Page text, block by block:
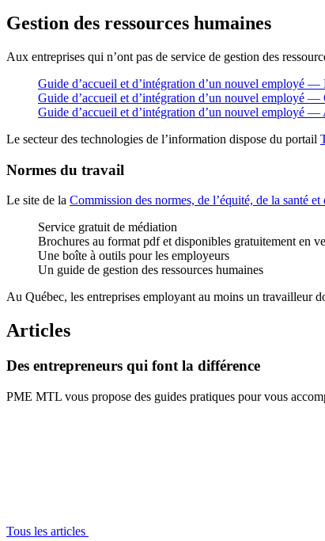
Gestion des ressources humaines
Aux entreprises qui n’ont pas de service de gestion des
Guide d’accueil et d’intégration d’un nouvel employé —
Guide d’accueil et d’intégration d’un nouvel employé
Guide d’accueil et d’intégration d’un nouvel employé
Le secteur des technologies de l’information dispose du portail
Normes du travail
Le site de la Commission des normes, de l’équité, de la santé
Service gratuit de médiation
Brochures au format pdf et disponibles gratuitement en
Une boîte à outils pour les employeurs
Un guide de gestion des ressources humaines
Au Québec, les entreprises employant au moins un travailleur
Articles
Des entrepreneurs qui font la différence
PME MTL vous propose des guides pratiques pour vous
Tous les articles